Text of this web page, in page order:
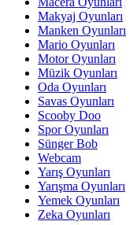
Makyaj Oyunları
Manken Oyunları
Mario Oyunları
Motor Oyunları
Müzik Oyunları
Oda Oyunları
Savas Oyunları
Scooby Doo
Spor Oyunları
Sünger Bob
Webcam
Yarış Oyunları
Yarışma Oyunları
Yemek Oyunları
Zeka Oyunları